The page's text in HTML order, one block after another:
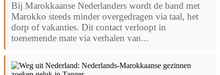
Bij Marokkaanse Nederlanders wordt de band met
Marokko steeds minder overgedragen via taal, het
dorp of vakanties. Dit contact verloopt in
toenemende mate via verhalen van...